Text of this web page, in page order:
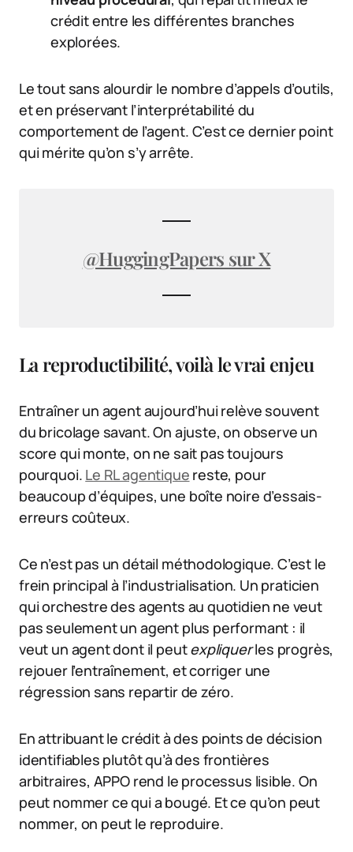
crédit entre les différentes branches
explorées.
Le tout sans alourdir le nombre d’appels d’outils,
et en préservant l’interprétabilité du
comportement de l’agent. C’est ce dernier point
qui mérite qu’on s’y arrête.
@HuggingPapers sur X
La reproductibilité, voilà le vrai enjeu
Entraîner un agent aujourd’hui relève souvent
du bricolage savant. On ajuste, on observe un
score qui monte, on ne sait pas toujours
pourquoi. Le RL agentique reste, pour
beaucoup d’équipes, une boîte noire d’essais-
erreurs coûteux.
Ce n’est pas un détail méthodologique. C’est le
frein principal à l’industrialisation. Un praticien
qui orchestre des agents au quotidien ne veut
pas seulement un agent plus performant : il
veut un agent dont il peutexpliquerles progrès,
rejouer l’entraînement, et corriger une
régression sans repartir de zéro.
En attribuant le crédit à des points de décision
identifiables plutôt qu’à des frontières
arbitraires, APPO rend le processus lisible. On
peut nommer ce qui a bougé. Et ce qu’on peut
nommer, on peut le reproduire.